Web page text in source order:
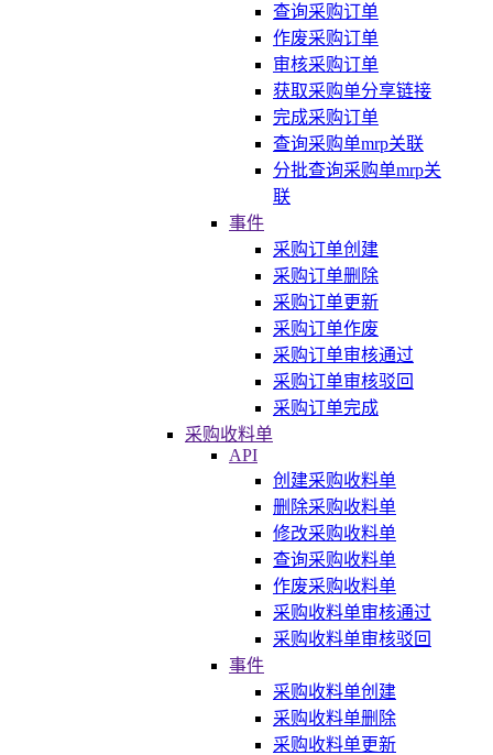
查询采购订单
作废采购订单
审核采购订单
获取采购单分享链接
完成采购订单
查询采购单mrp关联
分批查询采购单mrp关
联
事件
采购订单创建
采购订单删除
采购订单更新
采购订单作废
采购订单审核通过
采购订单审核驳回
采购订单完成
采购收料单
API
创建采购收料单
删除采购收料单
修改采购收料单
查询采购收料单
作废采购收料单
采购收料单审核通过
采购收料单审核驳回
事件
采购收料单创建
采购收料单删除
采购收料单更新